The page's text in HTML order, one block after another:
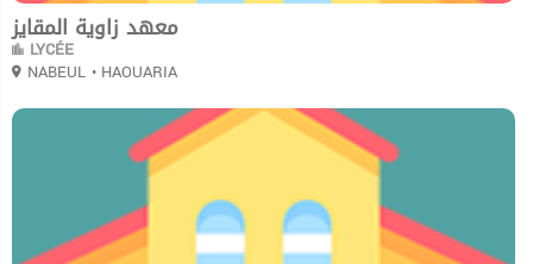
معهد زاوية المقايز
LYCÉE
NABEUL • HAOUARIA